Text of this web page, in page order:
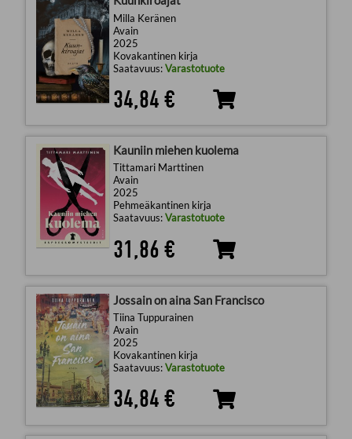
Milla Keränen
Avain
2025
Kovakantinen kirja
Saatavuus:Varastotuote
34,84 €
Kauniin miehen kuolema
Tittamari Marttinen
Avain
2025
Pehmeäkantinen kirja
Saatavuus:Varastotuote
31,86 €
Jossain on aina San Francisco
Tiina Tuppurainen
Avain
2025
Kovakantinen kirja
Saatavuus:Varastotuote
34,84 €